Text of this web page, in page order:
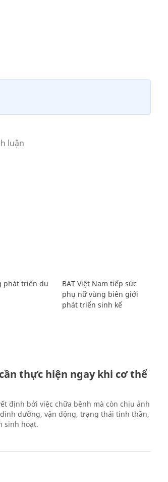
phát triển du
BAT Việt Nam tiếp sức
phụ nữ vùng biên giới
phát triển sinh kế
thực hiện ngay khi cơ thể
định bởi việc chữa bệnh mà còn chịu ảnh
dưỡng, vận động, trạng thái tinh thần,
sinh hoạt.